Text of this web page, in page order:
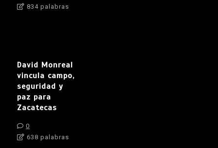
834 palabras
David Monreal
vincula campo,
seguridad y
paz para
Zacatecas
0
638 palabras